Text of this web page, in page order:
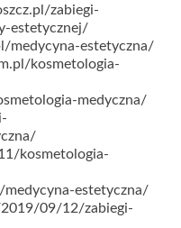
zabiegi-
estetycznej/
medycyna-estetyczna/
kosmetologia-
medyczna/
kosmetologia-
estetyczna/
09/12/zabiegi-